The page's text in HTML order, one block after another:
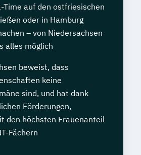
Time auf den ostfriesischen
oder in Hamburg
– von Niedersachsen
alles möglich
beweist, dass
keine
sind, und hat dank
Förderungen,
den höchsten Frauenanteil
Fächern